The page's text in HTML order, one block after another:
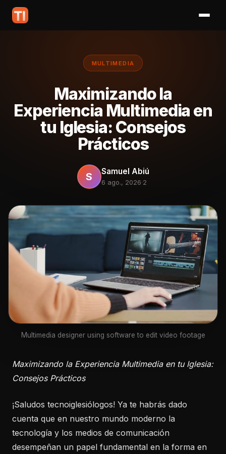
MULTIMEDIA
Maximizando la
Experiencia Multimedia en
tu Iglesia: Consejos
Prácticos
S Samuel Abiú
6 ago., 2026·2
Multimedia designer using software to edit video footage
Maximizando la Experiencia Multimedia en tu Iglesia:
Consejos Prácticos
¡Saludos tecnoiglesiólogos! Ya te habrás dado
cuenta que en nuestro mundo moderno la
tecnología y los medios de comunicación
desempeñan un papel fundamental en la forma en